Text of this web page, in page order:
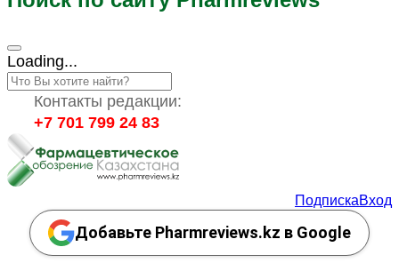
Loading...
Контакты редакции:
+7 701 799 24 83
ПодпискаВход
Добавьте Pharmreviews.kz в Google